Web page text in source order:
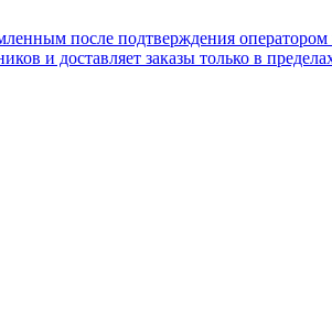
после подтверждения оператором
и доставляет заказы только в